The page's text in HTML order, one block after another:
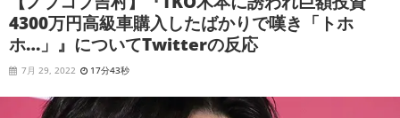
4300万円高級車購入したばかりで嘆き「トホ
ホ…」』についてTwitterの反応
7月 29, 2022 17分43秒